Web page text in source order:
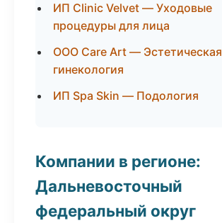
ИП Clinic Velvet — Уходовые
процедуры для лица
ООО Care Art — Эстетическая
гинекология
ИП Spa Skin — Подология
Компании в регионе:
Дальневосточный
федеральный округ